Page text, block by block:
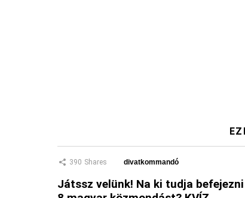
390 Shares divatkommandó
Játssz velünk! Na ki tudja